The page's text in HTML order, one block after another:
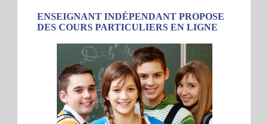
ENSEIGNANT INDÉPENDANT PROPOSE
DES COURS PARTICULIERS EN LIGNE